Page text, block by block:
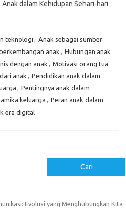
dalam Kehidupan Sehari-hari
teknologi , Anak sebagai sumber
anak , Hubungan anak
dengan anak , Motivasi orang tua
anak , Pendidikan anak dalam
, Pentingnya anak dalam
keluarga , Peran anak dalam
era digital
Cari
Evolusi yang Menghubungkan Kita